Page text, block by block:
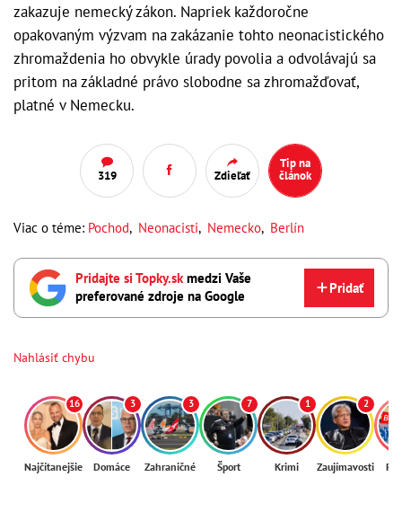
zakazuje nemecký zákon. Napriek každoročne
opakovaným výzvam na zakázanie tohto neonacistického
zhromaždenia ho obvykle úrady povolia a odvolávajú sa
pritom na základné právo slobodne sa zhromažďovať,
platné v Nemecku.
319 Zdieľať
Tip na
článok
Viac o téme: Pochod, Neonacisti, Nemecko, Berlín
Pridajte si Topky.skmedzi Vaše
preferované zdroje na Google
Pridať
Nahlásiť chybu
16
Najčítanejšie
3
Domáce
3
Zahraničné
7
Šport
1
Krimi
2
Zaujímavosti